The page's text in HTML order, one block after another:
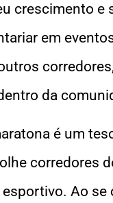
crescimento e
em
da
é um
corredores
Ao